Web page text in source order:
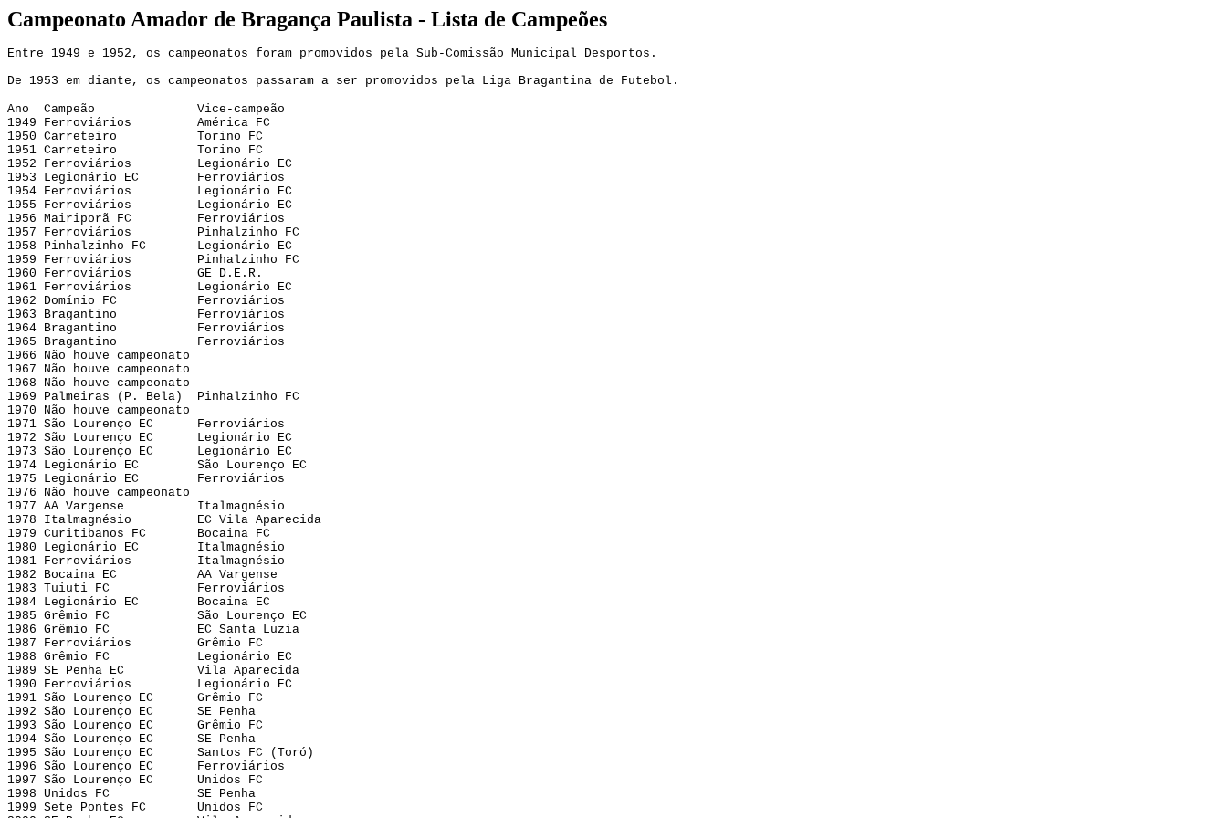
Campeonato Amador de Bragança Paulista - Lista de Campeões
Entre 1949 e 1952, os campeonatos foram promovidos pela Sub-Comissão Municipal Desportos.
De 1953 em diante, os campeonatos passaram a ser promovidos pela Liga Bragantina de Futebol.
Ano Campeão Vice-campeão
1949 Ferroviários América FC
1950 Carreteiro Torino FC
1951 Carreteiro Torino FC
1952 Ferroviários Legionário EC
1953 Legionário EC Ferroviários
1954 Ferroviários Legionário EC
1955 Ferroviários Legionário EC
1956 Mairiporã FC Ferroviários
1957 Ferroviários Pinhalzinho FC
1958 Pinhalzinho FC Legionário EC
1959 Ferroviários Pinhalzinho FC
1960 Ferroviários GE D.E.R.
1961 Ferroviários Legionário EC
1962 Domínio FC Ferroviários
1963 Bragantino Ferroviários
1964 Bragantino Ferroviários
1965 Bragantino Ferroviários
1966 Não houve campeonato
1967 Não houve campeonato
1968 Não houve campeonato
1969 Palmeiras (P. Bela) Pinhalzinho FC
1970 Não houve campeonato
1971 São Lourenço EC Ferroviários
1972 São Lourenço EC Legionário EC
1973 São Lourenço EC Legionário EC
1974 Legionário EC São Lourenço EC
1975 Legionário EC Ferroviários
1976 Não houve campeonato
1977 AA Vargense Italmagnésio
1978 Italmagnésio EC Vila Aparecida
1979 Curitibanos FC Bocaina FC
1980 Legionário EC Italmagnésio
1981 Ferroviários Italmagnésio
1982 Bocaina EC AA Vargense
1983 Tuiuti FC Ferroviários
1984 Legionário EC Bocaina EC
1985 Grêmio FC São Lourenço EC
1986 Grêmio FC EC Santa Luzia
1987 Ferroviários Grêmio FC
1988 Grêmio FC Legionário EC
1989 SE Penha EC Vila Aparecida
1990 Ferroviários Legionário EC
1991 São Lourenço EC Grêmio FC
1992 São Lourenço EC SE Penha
1993 São Lourenço EC Grêmio FC
1994 São Lourenço EC SE Penha
1995 São Lourenço EC Santos FC (Toró)
1996 São Lourenço EC Ferroviários
1997 São Lourenço EC Unidos FC
1998 Unidos FC SE Penha
1999 Sete Pontes FC Unidos FC